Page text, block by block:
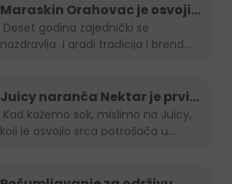
Maraskin Orahovac je osvojio
zlatnu plaketu na Spirit fest-u
2023
nazdravlja i gradi tradicija I brend...
Juicy naranča Nektar je prvi
izbor potrošača u BiH
koji je osvojio srca potrošača u